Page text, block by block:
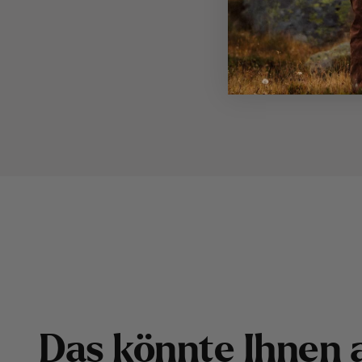
Das könnte Ihnen